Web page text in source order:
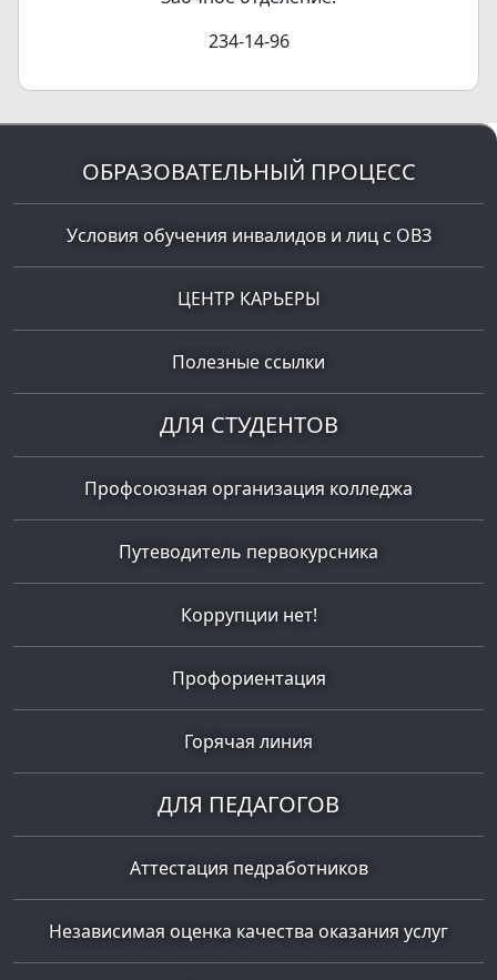
234-14-96
ОБРАЗОВАТЕЛЬНЫЙ ПРОЦЕСС
Условия обучения инвалидов и лиц с ОВЗ
ЦЕНТР КАРЬЕРЫ
Полезные ссылки
ДЛЯ СТУДЕНТОВ
Профсоюзная организация колледжа
Путеводитель первокурсника
Коррупции нет!
Профориентация
Горячая линия
ДЛЯ ПЕДАГОГОВ
Аттестация педработников
Независимая оценка качества оказания услуг